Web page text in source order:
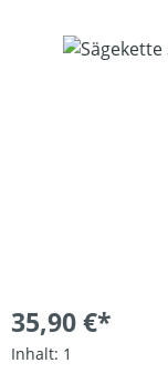
Bildergalerie
35,90 €*
Inhalt: 1